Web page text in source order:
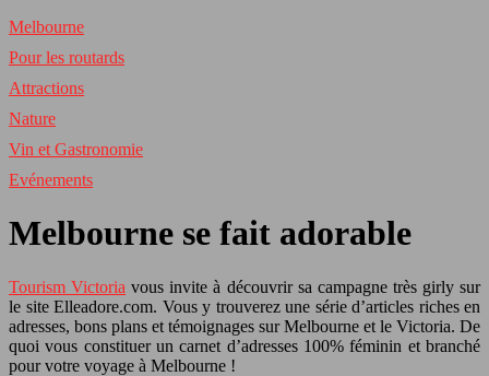
Melbourne
Pour les routards
Attractions
Nature
Vin et Gastronomie
Evénements
Melbourne se fait adorable
Tourism Victoria vous invite à découvrir sa campagne très girly sur
le site Elleadore.com. Vous y trouverez une série d’articles riches en
adresses, bons plans et témoignages sur Melbourne et le Victoria. De
quoi vous constituer un carnet d’adresses 100% féminin et branché
pour votre voyage à Melbourne !